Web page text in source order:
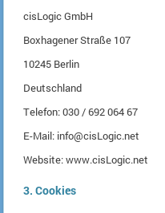
cisLogic GmbH
Boxhagener Straße 107
10245 Berlin
Deutschland
Telefon: 030 / 692 064 67
E-Mail: info@cisLogic.net
Website: www.cisLogic.net
3. Cookies